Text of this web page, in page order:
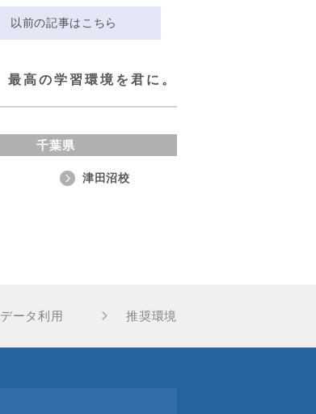
以前の記事はこちら
最高の学習環境を君に。
千葉県
津田沼校
データ利用 推奨環境